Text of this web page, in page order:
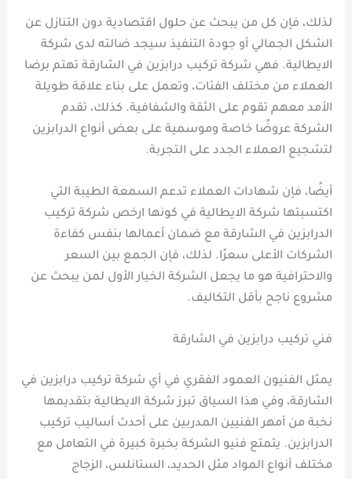
لذلك، فإن كل من يبحث عن حلول اقتصادية دون التنازل عن
الشكل الجمالي أو جودة التنفيذ سيجد ضالته لدى شركة
الايطالية. فهي شركة تركيب درابزين في الشارقة تهتم برضا
العملاء من مختلف الفئات، وتعمل على بناء علاقة طويلة
الأمد معهم تقوم على الثقة والشفافية. كذلك، تقدم
الشركة عروضًا خاصة وموسمية على بعض أنواع الدرابزين
لتشجيع العملاء الجدد على التجربة.
أيضًا، فإن شهادات العملاء تدعم السمعة الطيبة التي
اكتسبتها شركة الايطالية في كونها ارخص شركة تركيب
الدرابزين في الشارقة مع ضمان أعمالها بنفس كفاءة
الشركات الأعلى سعرًا. لذلك، فإن الجمع بين السعر
والاحترافية هو ما يجعل الشركة الخيار الأول لمن يبحث عن
مشروع ناجح بأقل التكاليف.
فني تركيب درابزين في الشارقة
يمثل الفنيون العمود الفقري في أي شركة تركيب درابزين في
الشارقة، وفي هذا السياق تبرز شركة الايطالية بتقديمها
نخبة من أمهر الفنيين المدربين على أحدث أساليب تركيب
الدرابزين. يتمتع فنيو الشركة بخبرة كبيرة في التعامل مع
مختلف أنواع المواد مثل الحديد، الستانلس، الزجاج